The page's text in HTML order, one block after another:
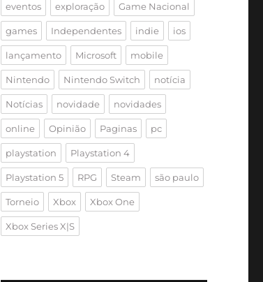
eventos exploração Game Nacional
games Independentes indie ios
lançamento Microsoft mobile
Nintendo Nintendo Switch notícia
Notícias novidade novidades
online Opinião Paginas pc
playstation Playstation 4
Playstation 5 RPG Steam são paulo
Torneio Xbox Xbox One
Xbox Series X|S